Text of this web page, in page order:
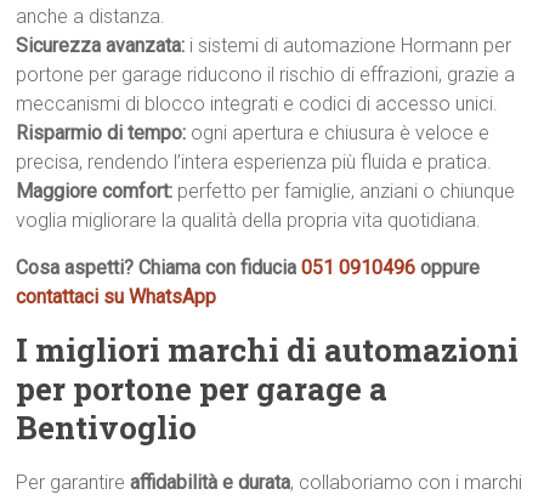
anche a distanza.
Sicurezza avanzata: i sistemi di automazione Hormann per
portone per garage riducono il rischio di effrazioni, grazie a
meccanismi di blocco integrati e codici di accesso unici.
Risparmio di tempo: ogni apertura e chiusura è veloce e
precisa, rendendo l’intera esperienza più fluida e pratica.
Maggiore comfort: perfetto per famiglie, anziani o chiunque
voglia migliorare la qualità della propria vita quotidiana.
Cosa aspetti? Chiama con fiducia051 0910496 oppure
contattaci su WhatsApp
I migliori marchi di automazioni
per portone per garage a
Bentivoglio
Per garantireaffidabilità e durata, collaboriamo con i marchi